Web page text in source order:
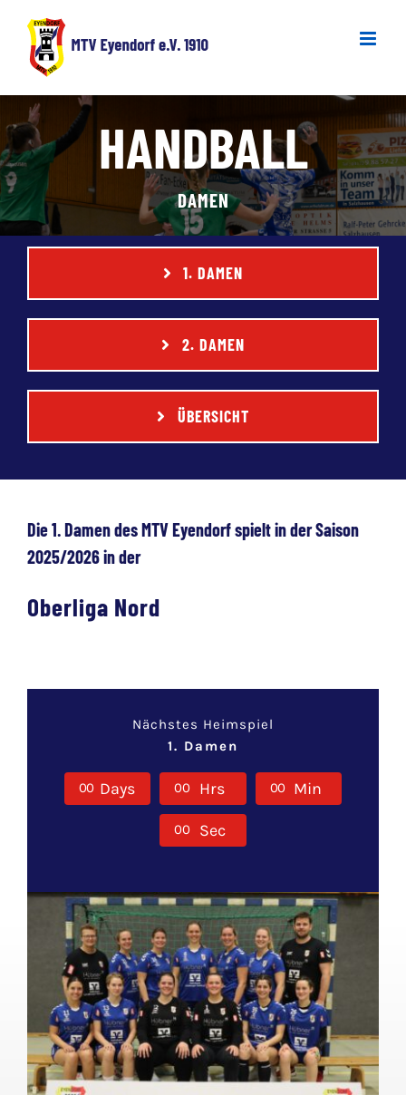
Inhalt
springen
HANDBALL
DAMEN
1. DAMEN
2. DAMEN
ÜBERSICHT
Die 1. Damen des MTV Eyendorf spielt in der Saison
2025/2026 in der
Oberliga Nord
Nächstes Heimspiel
1. Damen
00 Days 00 Hrs 00 Min
00 Sec